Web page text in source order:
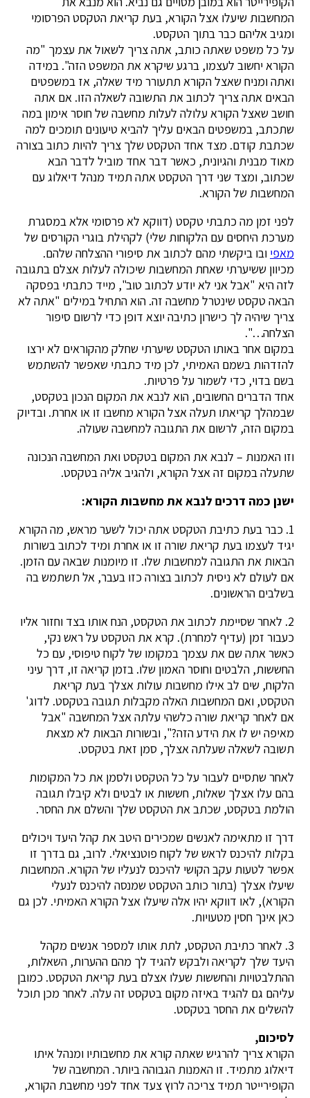
המחשבות שיעלו אצל הקורא, בעת קריאת הטקסט הפרסומי
ומגיב אליהם כבר בתוך הטקסט.
על כל משפט שאתה כותב, אתה צריך לשאול את עצמך "מה
הקורא יחשוב לעצמו, ברגע שיקרא את המשפט הזה". במידה
ואתה ומניח שאצל הקורא תתעורר מיד שאלה, אז במשפטים
הבאים אתה צריך לכתוב את התשובה לשאלה הזו. אם אתה
חושב שאצל הקורא עלולה לעלות מחשבה של חוסר אימון במה
שתכתב, במשפטים הבאים עליך להביא טיעונים תומכים למה
שכתבת קודם. מצד אחד הטקסט שלך צריך להיות כתוב בצורה
מאוד מבנית והגיונית, כאשר דבר אחד מוביל לדבר הבא
שכתוב, ומצד שני דרך הטקסט אתה תמיד מנהל דיאלוג עם
המחשבות של הקורא.
לפני זמן מה כתבתי טקסט (דווקא לא פרסומי אלא במסגרת
מערכת היחסים עם הלקוחות שלי) לקהילת בוגרי הקורסים של
מאפי ובו ביקשתי מהם לכתוב את סיפורי ההצלחה שלהם.
מכיוון ששיערתי שאחת המחשבות שיכולה לעלות אצלם בתגובה
לזה היא "אבל אני לא יודע לכתוב טוב", מייד כתבתי בפסקה
הבאה טקסט שינטרל מחשבה זה. הוא התחיל במילים "אתה לא
צריך שיהיה לך כישרון כתיבה יוצא דופן כדי לרשום סיפור
הצלחה…".
במקום אחר באותו הטקסט שיערתי שחלק מהקוראים לא ירצו
להזדהות בשמם האמיתי, לכן מיד כתבתי שאפשר להשתמש
בשם בדוי, כדי לשמור על פרטיות.
אחד הדברים החשובים, הוא לנבא את המקום הנכון בטקסט,
שבמהלך קריאתו תעלה אצל הקורא מחשבו זו או אחרת. ובדיוק
במקום הזה, לרשום את התגובה למחשבה שעולה.
וזו האמנות – לנבא את המקום בטקסט ואת המחשבה הנכונה
שתעלה במקום זה אצל הקורא, ולהגיב אליה בטקסט.
ישנן כמה דרכים לנבא את מחשבות הקורא:
1. כבר בעת כתיבת הטקסט אתה יכול לשער מראש, מה הקורא
יגיד לעצמו בעת קריאת שורה זו או אחרת ומיד לכתוב בשורות
הבאות את התגובה למחשבות שלו. זו מיומנות שבאה עם הזמן.
אם לעולם לא ניסית לכתוב בצורה כזו בעבר, אל תשתמש בה
בשלבים הראשונים.
2. לאחר שסיימת לכתוב את הטקסט, הנח אותו בצד וחזור אליו
כעבור זמן (עדיף למחרת). קרא את הטקסט על ראש נקי,
כאשר אתה שם את עצמך במקומו של לקוח טיפוסי, עם כל
החששות, הלבטים וחוסר האמון שלו. בזמן קריאה זו, דרך עיני
הלקוח, שים לב אילו מחשבות עולות אצלך בעת קריאת
הטקסט, ואם המחשבות האלה מקבלות תגובה בטקסט. לדוג'
אם לאחר קריאת שורה כלשהי עלתה אצל המחשבה "אבל
מאיפה יש לו את הידע הזה?", ובשורות הבאות לא מצאת
תשובה לשאלה שעלתה אצלך, סמן זאת בטקסט.
לאחר שתסיים לעבור על כל הטקסט ולסמן את כל המקומות
בהם עלו אצלך שאלות, חששות או לבטים ולא קיבלו תגובה
הולמת בטקסט, שכתב את הטקסט שלך והשלם את החסר.
דרך זו מתאימה לאנשים שמכירים היטב את קהל היעד ויכולים
בקלות להיכנס לראש של לקוח פוטנציאלי. לרוב, גם בדרך זו
אפשר לטעות עקב הקושי להיכנס לנעליו של הקורא. המחשבות
שיעלו אצלך (בתור כותב הטקסט שמנסה להיכנס לנעלי
הקורא), לאו דווקא יהיו אלה שיעלו אצל הקורא האמיתי. לכן גם
כאן אינך חסין מטעויות.
3. לאחר כתיבת הטקסט, לתת אותו למספר אנשים מקהל
היעד שלך לקריאה ולבקש להגיד לך מהם ההערות, השאלות,
ההתלבטויות והחששות שעלו אצלם בעת קריאת הטקסט. כמובן
עליהם גם להגיד באיזה מקום בטקסט זה עלה. לאחר מכן תוכל
להשלים את החסר בטקסט.
לסיכום,
הקורא צריך להרגיש שאתה קורא את מחשבותיו ומנהל איתו
דיאלוג מתמיד. זו האמנות הגבוהה ביותר. המחשבה של
הקופירייטר תמיד צריכה לרוץ צעד אחד לפני מחשבת הקורא,